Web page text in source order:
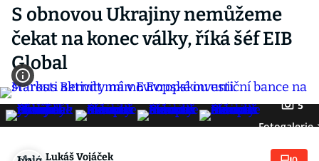
S obnovou Ukrajiny nemůžeme
čekat na konec války, říká šéf EIB
Global
5
Fotogalerie
Lukáš Vojáček